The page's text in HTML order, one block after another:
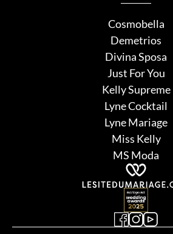
Cosmobella
Demetrios
Divina Sposa
Just For You
Kelly Supreme
Lyne Cocktail
Lyne Mariage
Miss Kelly
MS Moda